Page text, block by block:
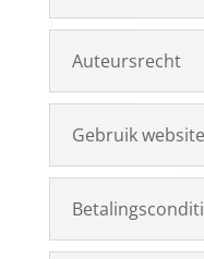
Auteursrecht
Gebruik